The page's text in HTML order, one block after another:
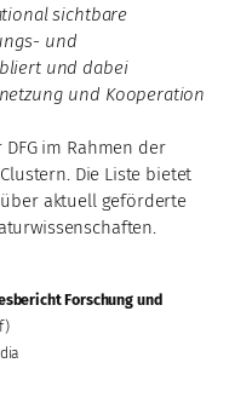
sichtbare
und
und dabei
und Kooperation
im Rahmen der
Die Liste bietet
aktuell geförderte
Forschung und